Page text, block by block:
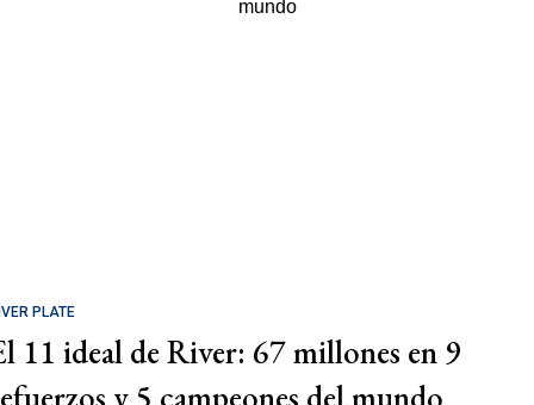
PLATE
11 ideal de River: 67 millones en 9